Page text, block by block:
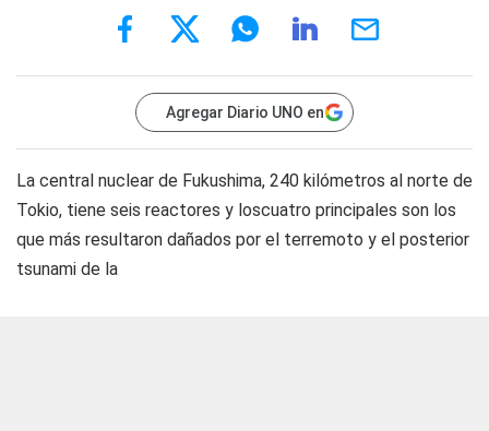
Agregar Diario UNO en
La central nuclear de Fukushima, 240 kilómetros al norte de
Tokio, tiene seis reactores y loscuatro principales son los
que más resultaron dañados por el terremoto y el posterior
tsunami de la